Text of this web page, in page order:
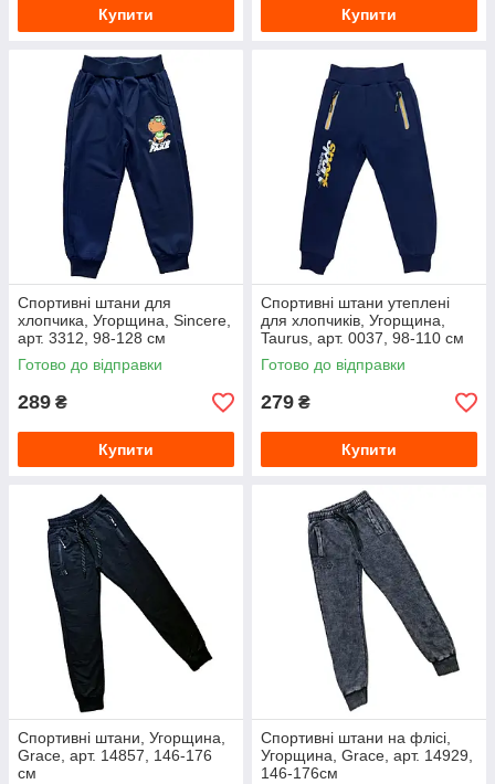
Купити Купити
Спортивні штани для
хлопчика, Угорщина, Sincere,
арт. 3312, 98-128 см
Готово до відправки
289 ₴
Купити
Спортивні штани утеплені
для хлопчиків, Угорщина,
Taurus, арт. 0037, 98-110 см
Готово до відправки
279 ₴
Купити
Спортивні штани, Угорщина,
Grace, арт. 14857, 146-176
см
Спортивні штани на флісі,
Угорщина, Grace, арт. 14929,
146-176см